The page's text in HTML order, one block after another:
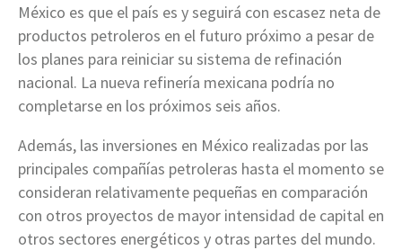
México es que el país es y seguirá con escasez neta de
productos petroleros en el futuro próximo a pesar de
los planes para reiniciar su sistema de refinación
nacional. La nueva refinería mexicana podría no
completarse en los próximos seis años.
Además, las inversiones en México realizadas por las
principales compañías petroleras hasta el momento se
consideran relativamente pequeñas en comparación
con otros proyectos de mayor intensidad de capital en
otros sectores energéticos y otras partes del mundo.